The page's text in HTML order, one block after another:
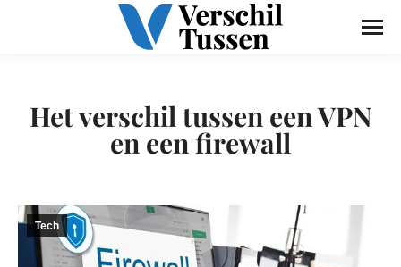
Het verschil tussen een VPN
en een firewall
Tech